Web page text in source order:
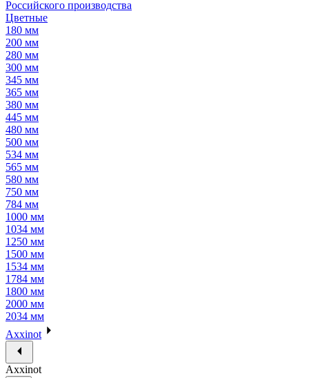
Российского производства
Цветные
180 мм
200 мм
280 мм
300 мм
345 мм
365 мм
380 мм
445 мм
480 мм
500 мм
534 мм
565 мм
580 мм
750 мм
784 мм
1000 мм
1034 мм
1250 мм
1500 мм
1534 мм
1784 мм
1800 мм
2000 мм
2034 мм
Axxinot
Axxinot